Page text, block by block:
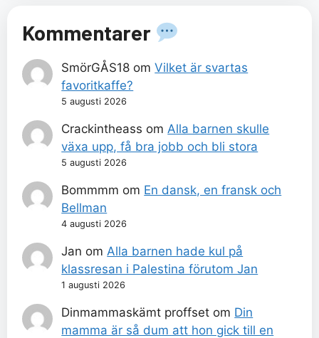
Kommentarer
SmörGÅS18 omVilket är svartas
favoritkaffe?
5 augusti 2026
Crackintheass om Alla barnen skulle
växa upp, få bra jobb och bli stora
5 augusti 2026
Bommmm om En dansk, en fransk och
Bellman
4 augusti 2026
Jan om Alla barnen hade kul på
klassresan i Palestina förutom Jan
1 augusti 2026
Dinmammaskämt proffset om Din
mamma är så dum att hon gick till en